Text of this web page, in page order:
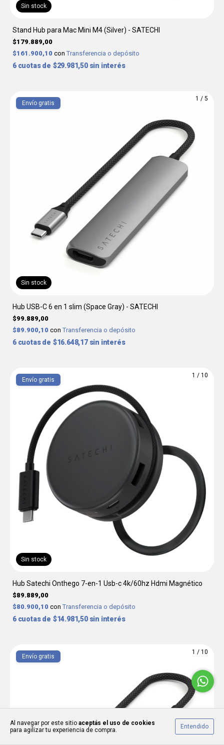
Al navegar por este sitio aceptás el uso de cookies
para agilizar tu experiencia de compra.
Entendido
Sin stock
Stand Hub para Mac Mini M4 (Silver) - SATECHI
$179.889,00
$161.900,10 con Transferencia o depósito
6 $29.981,50 sin interés
1 / 5
Sin stock
Envío gratis
Hub USB-C 6 en 1 slim (Space Gray) - SATECHI
$99.889,00
$89.900,10 con Transferencia o depósito
6 $16.648,17 sin interés
1 / 10
Sin stock
Envío gratis
Hub Satechi Onthego 7-en-1 Usb-c 4k/60hz Hdmi Magnético
$89.889,00
$80.900,10 con Transferencia o depósito
6 $14.981,50 sin interés
1 / 10
Envío gratis